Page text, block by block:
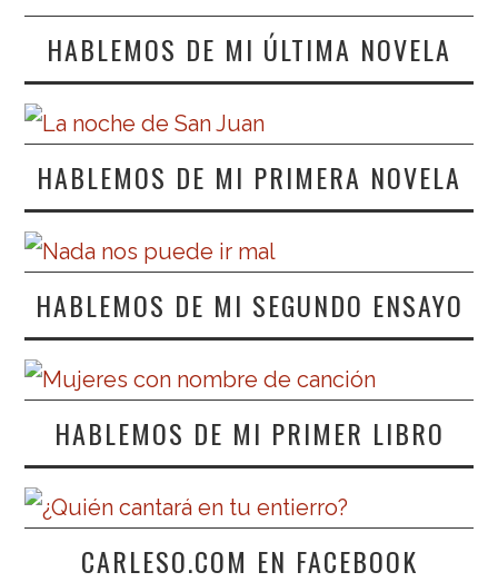
HABLEMOS DE MI ÚLTIMA NOVELA
HABLEMOS DE MI PRIMERA NOVELA
HABLEMOS DE MI SEGUNDO ENSAYO
HABLEMOS DE MI PRIMER LIBRO
CARLESO.COM EN FACEBOOK